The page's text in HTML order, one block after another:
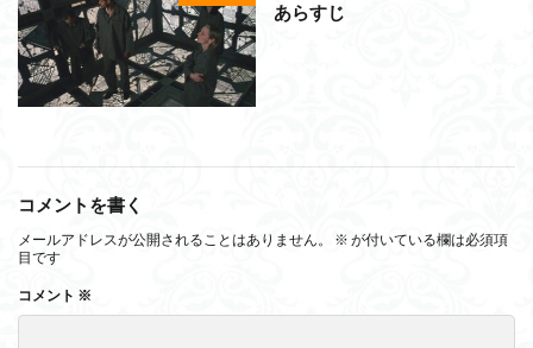
あらすじ
コメントを書く
メールアドレスが公開されることはありません。 ※ が付いている欄は必須項
目です
コメント ※